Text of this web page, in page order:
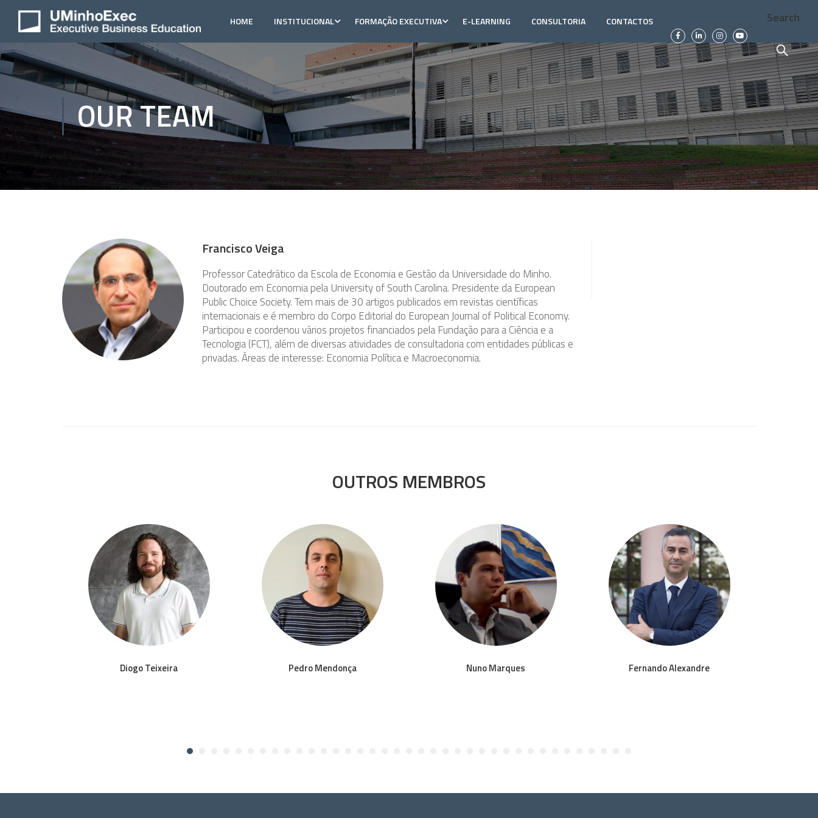
HOME INSTITUCIONAL FORMAÇÃO EXECUTIVA E-LEARNING CONSULTORIA CONTACTOS Search
OUR TEAM
Francisco Veiga
Professor Catedrático da Escola de Economia e Gestão da Universidade do Minho.
Doutorado em Economia pela University of South Carolina. Presidente da European
Public Choice Society. Tem mais de 30 artigos publicados em revistas científicas
internacionais e é membro do Corpo Editorial do European Journal of Political Economy.
Participou e coordenou vários projetos financiados pela Fundação para a Ciência e a
Tecnologia (FCT), além de diversas atividades de consultadoria com entidades públicas e
privadas. Áreas de interesse: Economia Política e Macroeconomia.
OUTROS MEMBROS
Diogo Teixeira Pedro Mendonça Nuno Marques Fernando Alexandre